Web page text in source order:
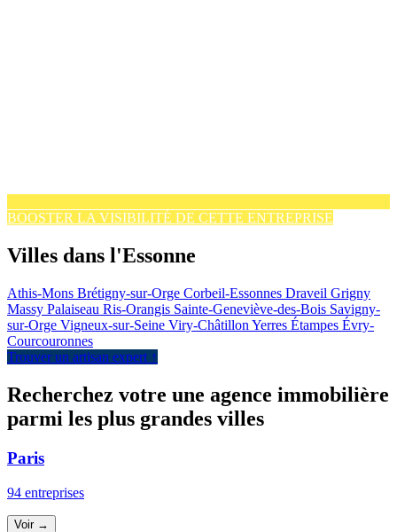
BOOSTER LA VISIBILITÉ DE CETTE ENTREPRISE
Villes dans l'Essonne
Athis-Mons Brétigny-sur-Orge Corbeil-Essonnes Draveil Grigny
Massy Palaiseau Ris-Orangis Sainte-Geneviève-des-Bois Savigny-
sur-Orge Vigneux-sur-Seine Viry-Châtillon Yerres Étampes Évry-
Courcouronnes
Trouver un artisan expert ↑
Recherchez votre une agence immobilière
parmi les plus grandes villes
Paris
94 entreprises
Voir →